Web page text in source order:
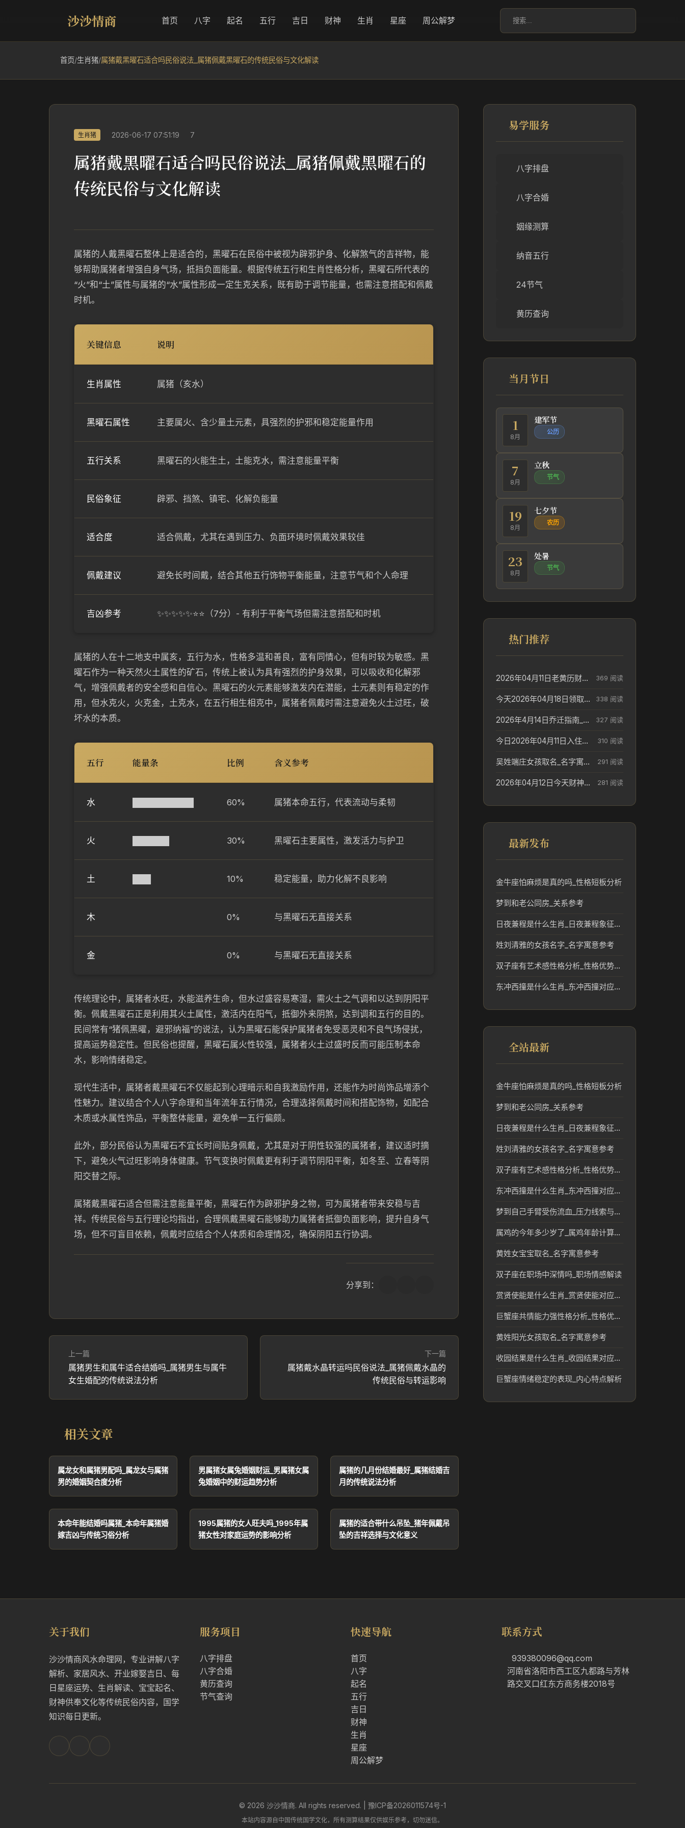
沙沙情商 首页 八字 起名 五行 吉日 财神 生肖 星座 周公解梦
首页/生肖猪/属猪戴黑曜石适合吗民俗说法_属猪佩戴黑曜石的传统民俗与文化解读
生肖猪 2026-06-17 07:51:19 7
属猪戴黑曜石适合吗民俗说法_属猪佩戴黑曜石的
传统民俗与文化解读
属猪的人戴黑曜石整体上是适合的，黑曜石在民俗中被视为辟邪护身、化解煞气的吉祥物，能
够帮助属猪者增强自身气场，抵挡负面能量。根据传统五行和生肖性格分析，黑曜石所代表的
“火”和“土”属性与属猪的“水”属性形成一定生克关系，既有助于调节能量，也需注意搭配和佩戴
时机。
关键信息 说明
生肖属性 属猪（亥水）
黑曜石属性 主要属火、含少量土元素，具强烈的护邪和稳定能量作用
五行关系 黑曜石的火能生土，土能克水，需注意能量平衡
民俗象征 辟邪、挡煞、镇宅、化解负能量
适合度 适合佩戴，尤其在遇到压力、负面环境时佩戴效果较佳
佩戴建议 避免长时间戴，结合其他五行饰物平衡能量，注意节气和个人命理
吉凶参考 ✨✨✨✨✨⭐⭐（7分）- 有利于平衡气场但需注意搭配和时机
属猪的人在十二地支中属亥，五行为水，性格多温和善良，富有同情心，但有时较为敏感。黑
曜石作为一种天然火土属性的矿石，传统上被认为具有强烈的护身效果，可以吸收和化解邪
气，增强佩戴者的安全感和自信心。黑曜石的火元素能够激发内在潜能，土元素则有稳定的作
用，但水克火，火克金，土克水，在五行相生相克中，属猪者佩戴时需注意避免火土过旺，破
坏水的本质。
五行 能量条 比例 含义参考
水 60% 属猪本命五行，代表流动与柔韧
火 30% 黑曜石主要属性，激发活力与护卫
土 10% 稳定能量，助力化解不良影响
木 0% 与黑曜石无直接关系
金 0% 与黑曜石无直接关系
传统理论中，属猪者水旺，水能滋养生命，但水过盛容易寒湿，需火土之气调和以达到阴阳平
衡。佩戴黑曜石正是利用其火土属性，激活内在阳气，抵御外来阴煞，达到调和五行的目的。
民间常有“猪佩黑曜，避邪纳福”的说法，认为黑曜石能保护属猪者免受恶灵和不良气场侵扰，
提高运势稳定性。但民俗也提醒，黑曜石属火性较强，属猪者火土过盛时反而可能压制本命
水，影响情绪稳定。
现代生活中，属猪者戴黑曜石不仅能起到心理暗示和自我激励作用，还能作为时尚饰品增添个
性魅力。建议结合个人八字命理和当年流年五行情况，合理选择佩戴时间和搭配饰物，如配合
木质或水属性饰品，平衡整体能量，避免单一五行偏颇。
此外，部分民俗认为黑曜石不宜长时间贴身佩戴，尤其是对于阴性较强的属猪者，建议适时摘
下，避免火气过旺影响身体健康。节气变换时佩戴更有利于调节阴阳平衡，如冬至、立春等阴
阳交替之际。
属猪戴黑曜石适合但需注意能量平衡，黑曜石作为辟邪护身之物，可为属猪者带来安稳与吉
祥。传统民俗与五行理论均指出，合理佩戴黑曜石能够助力属猪者抵御负面影响，提升自身气
场，但不可盲目依赖，佩戴时应结合个人体质和命理情况，确保阴阳五行协调。
分享到：
上一篇
属猪男生和属牛适合结婚吗_属猪男生与属牛
女生婚配的传统说法分析
下一篇
属猪戴水晶转运吗民俗说法_属猪佩戴水晶的
传统民俗与转运影响
相关文章
属龙女和属猪男配吗_属龙女与属猪
男的婚姻契合度分析
男属猪女属兔婚姻财运_男属猪女属
兔婚姻中的财运趋势分析
属猪的几月份结婚最好_属猪结婚吉
月的传统说法分析
本命年能结婚吗属猪_本命年属猪婚
嫁吉凶与传统习俗分析
1995属猪的女人旺夫吗_1995年属
猪女性对家庭运势的影响分析
属猪的适合带什么吊坠_猪年佩戴吊
坠的吉祥选择与文化意义
易学服务
八字排盘
八字合婚
姻缘测算
纳音五行
24节气
黄历查询
当月节日
1
8月
建军节
公历
7
8月
立秋
节气
19
8月
七夕节
农历
23
8月
处暑
节气
热门推荐
2026年04月11日老黄历财神方位_财神方位与供奉讲究 369 阅读
今天2026年04月18日领取结婚证老黄历不适合吗_领证日期参考 338 阅读
2026年4月14日乔迁指南_搬家择日参考 327 阅读
今日2026年04月11日入住新居老黄历不适宜吗_搬家择日参考 310 阅读
吴姓端庄女孩取名_名字寓意参考 291 阅读
2026年04月12日今天财神在哪个吉位_财神方位参考 281 阅读
最新发布
金牛座怕麻烦是真的吗_性格短板分析
梦到和老公同房_关系参考
日夜兼程是什么生肖_日夜兼程象征的生肖含义分析
姓刘清雅的女孩名字_名字寓意参考
双子座有艺术感性格分析_性格优势解析
东冲西撞是什么生肖_东冲西撞对应生肖传统解读
全站最新
金牛座怕麻烦是真的吗_性格短板分析
梦到和老公同房_关系参考
日夜兼程是什么生肖_日夜兼程象征的生肖含义分析
姓刘清雅的女孩名字_名字寓意参考
双子座有艺术感性格分析_性格优势解析
东冲西撞是什么生肖_东冲西撞对应生肖传统解读
梦到自己手臂受伤流血_压力线索与情绪参考
属鸡的今年多少岁了_属鸡年龄计算及生肖文化解读
黄姓女宝宝取名_名字寓意参考
双子座在职场中深情吗_职场情感解读
赏贤使能是什么生肖_赏贤使能对应的生肖文化解读
巨蟹座共情能力强性格分析_性格优势解析
黄姓阳光女孩取名_名字寓意参考
收园结果是什么生肖_收园结果对应的生肖及文化解读
巨蟹座情绪稳定的表现_内心特点解析
关于我们
沙沙情商风水命理网，专业讲解八字
解析、家居风水、开业嫁娶吉日、每
日星座运势、生肖解读、宝宝起名、
财神供奉文化等传统民俗内容，国学
知识每日更新。
服务项目
八字排盘
八字合婚
黄历查询
节气查询
快速导航
首页
八字
起名
五行
吉日
财神
生肖
星座
周公解梦
联系方式
939380096@qq.com
河南省洛阳市西工区九都路与芳林
路交叉口红东方商务楼2018号
© 2026 沙沙情商. All rights reserved. | 豫ICP备2026011574号-1
本站内容源自中国传统国学文化，所有测算结果仅供娱乐参考，切勿迷信。